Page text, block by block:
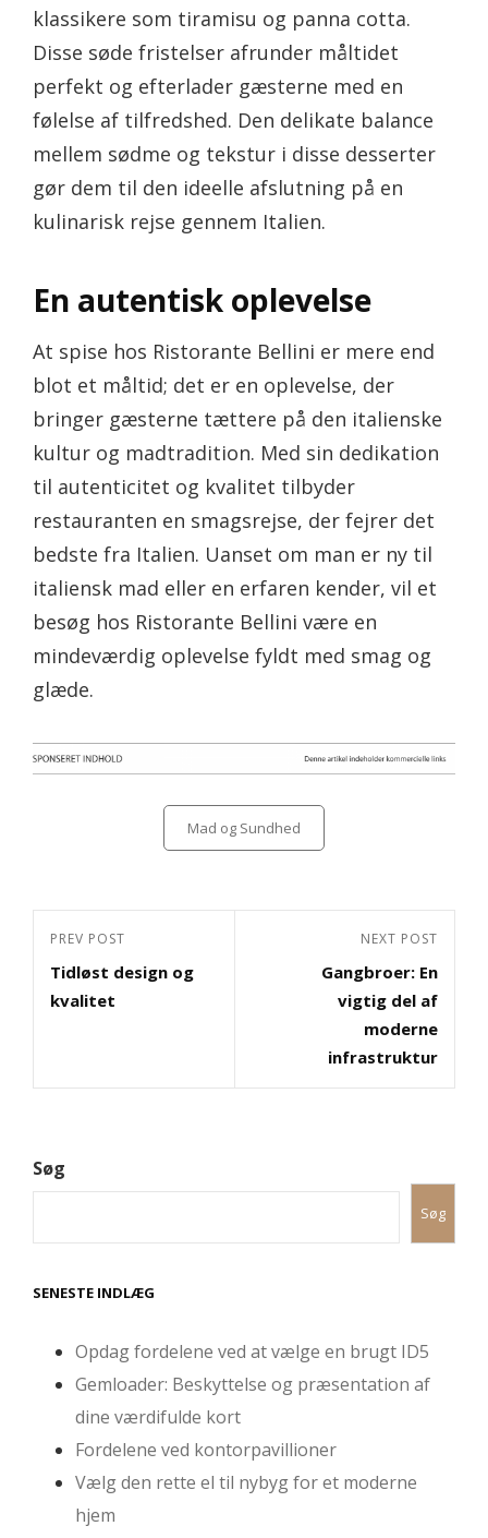
klassikere som tiramisu og panna cotta.
Disse søde fristelser afrunder måltidet
perfekt og efterlader gæsterne med en
følelse af tilfredshed. Den delikate balance
mellem sødme og tekstur i disse desserter
gør dem til den ideelle afslutning på en
kulinarisk rejse gennem Italien.
En autentisk oplevelse
At spise hos Ristorante Bellini er mere end
blot et måltid; det er en oplevelse, der
bringer gæsterne tættere på den italienske
kultur og madtradition. Med sin dedikation
til autenticitet og kvalitet tilbyder
restauranten en smagsrejse, der fejrer det
bedste fra Italien. Uanset om man er ny til
italiensk mad eller en erfaren kender, vil et
besøg hos Ristorante Bellini være en
mindeværdig oplevelse fyldt med smag og
glæde.
Categories
Mad og Sundhed
Indlægsnavigation
Previous
Post
PREV POST
Tidløst design og
kvalitet
NEXT POST
Gangbroer: En
vigtig del af
moderne
infrastruktur
Søg
Søg
SENESTE INDLÆG
Opdag fordelene ved at vælge en brugt ID5
Gemloader: Beskyttelse og præsentation af
dine værdifulde kort
Fordelene ved kontorpavillioner
Vælg den rette el til nybyg for et moderne
hjem